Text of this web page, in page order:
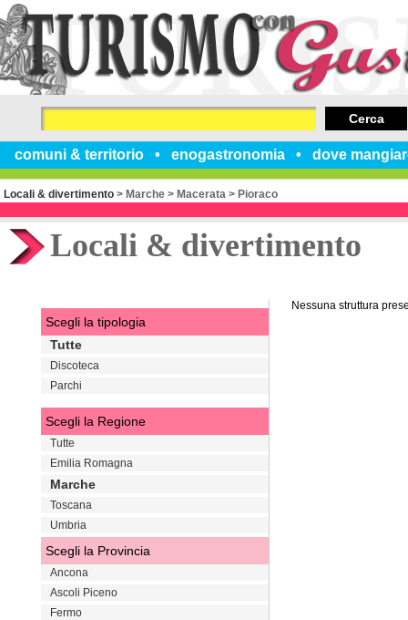
comuni & territorio enogastronomia dove
Cerca
Locali & divertimento > Marche > Macerata > Pioraco
Locali & divertimento
Nessuna struttura
Scegli la tipologia
Tutte
Discoteca
Parchi
Scegli la Regione
Tutte
Emilia Romagna
Marche
Toscana
Umbria
Scegli la Provincia
Ancona
Ascoli Piceno
Fermo